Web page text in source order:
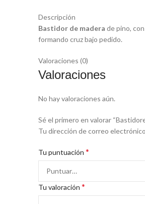
Descripción
Bastidor de madera de pino,
formando cruz bajo pedido.
Valoraciones (0)
Valoraciones
No hay valoraciones aún.
Sé el primero en valorar
Tu dirección de correo
Tu puntuación *
Tu valoración *